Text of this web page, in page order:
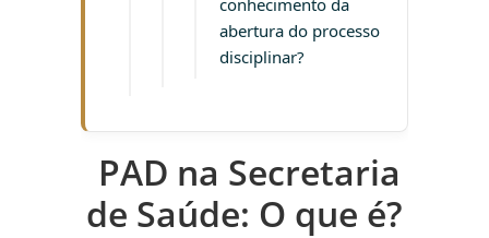
conhecimento da
abertura do processo
disciplinar?
PAD na Secretaria
de Saúde: O que é?